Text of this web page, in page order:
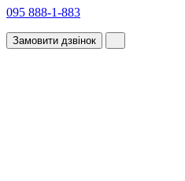
095 888-1-883
Замовити дзвінок